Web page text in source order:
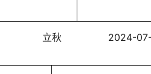
立秋 2024-